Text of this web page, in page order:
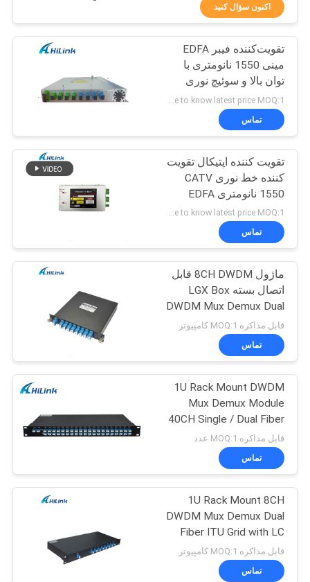
کیفیت
تماس
بگیرید
اخبار
پرونده
درخواست
نقل قول
نقشه
سایت
سیاست
حفظ
حریم
خصوصی
ماژول فرستنده ی
SFP +
238
Demux
77
DWDM Mux Demux
64
ماژول فرستنده ایکس
2
23
اکنون سؤال کنید
تقویت‌کننده فیبر EDFA
مینی 1550 نانومتری با
توان بالا و سوئیچ نوری
داخلی برای شبکه‌های
CATV و FTTB
تماس
تقویت کننده اپتیکال تقویت
کننده خط نوری CATV
1550 نانومتری EDFA
Just contact me to know latest price MOQ:1 عدد
تماس
ماژول 8CH DWDM قابل
اتصال بسته LGX Box
DWDM Mux Demux Dual
Fiber با LC UPC
قابل مذاکره MOQ:1 کامپیوتر
تماس
1U Rack Mount DWDM
Mux Demux Module
40CH Single / Dual Fiber
LC / UPC Connector
قابل مذاکره MOQ:1 عدد
تماس
1U Rack Mount 8CH
DWDM Mux Demux Dual
Fiber ITU Grid with LC
UPC
قابل مذاکره MOQ:1 کامپیوتر
تماس